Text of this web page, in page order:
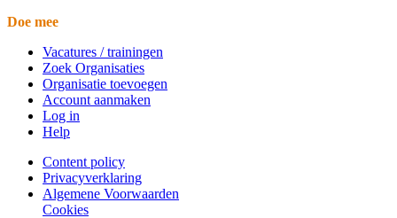
Doe mee
Vacatures / trainingen
Zoek Organisaties
Organisatie toevoegen
Account aanmaken
Log in
Help
Content policy
Privacyverklaring
Algemene Voorwaarden
Cookies